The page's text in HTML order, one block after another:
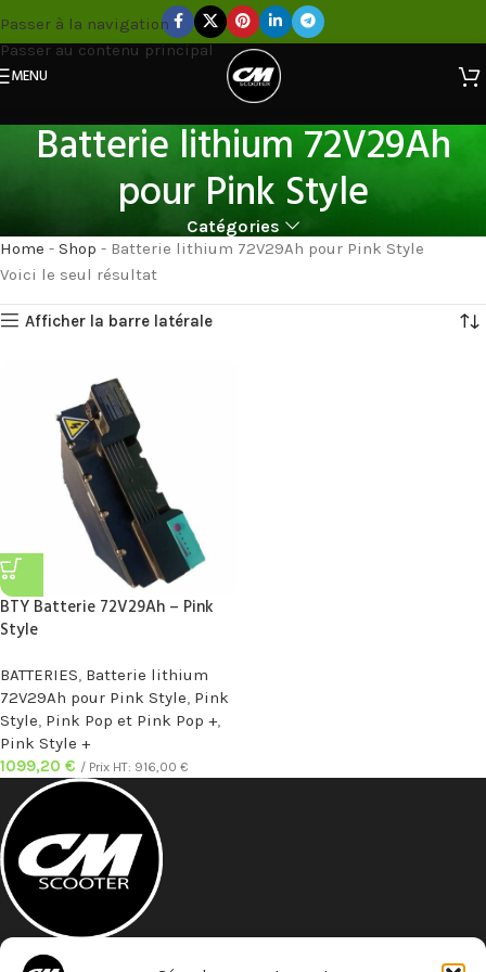
Passer à la navigation
Passer au contenu principal
MENU
Batterie lithium 72V29Ah
pour Pink Style
Catégories
Home - Shop - Batterie lithium 72V29Ah pour Pink Style
Voici le seul résultat
Afficher la barre latérale
BTY Batterie 72V29Ah – Pink
Style
BATTERIES, Batterie lithium
72V29Ah pour Pink Style, Pink
Style, Pink Pop et Pink Pop +,
Pink Style +
1099,20 € / Prix HT: 916,00 €
A 5 minutes à pied de la gare St- Roch